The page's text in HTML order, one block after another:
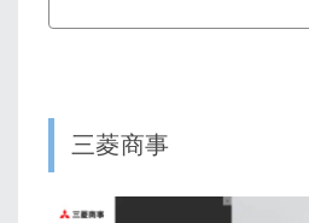
三菱商事